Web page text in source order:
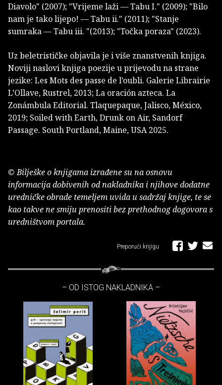
Diavolo" (2007); "Vrijeme laži — Tabu I." (2009); "Bilo
nam je tako lijepo! — Tabu ii." (2011); "Stanje
sumraka — Tabu iii. "(2013); "Točka poraza" (2023).
Uz beletrističke objavila je i više znanstvenih knjiga.
Noviji naslovi knjiga poezije u prijevodu na strane
jezike: Les Mots des passe de l’oubli. Galerie Librairie
L’Ollave, Rustrel, 2013; La oración azteca. La
Zonámbula Editorial. Tlaquepaque, Jalisco, México,
2019; Soiled with Earth, Drunk on Air, Sandorf
Passage. South Portland, Maine, USA 2025.
© Bilješke o knjigama izrađene su na osnovu
informacija dobivenih od nakladnika i njihove dodatne
uredničke obrade temeljem uvida u sadržaj knjige, te se
kao takve ne smiju prenositi bez prethodnog dogovora s
uredništvom portala.
Preporuči knjigu
– OD ISTOG NAKLADNIKA –